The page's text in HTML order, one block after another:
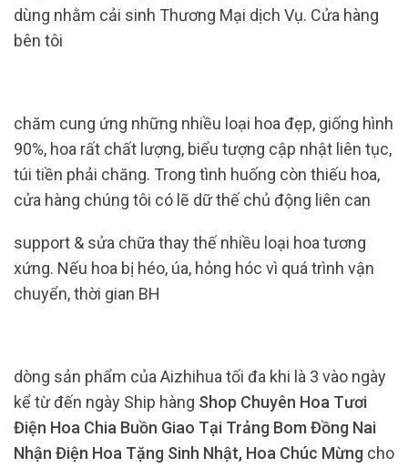
dùng nhằm cải sinh Thương Mại dịch Vụ. Cửa hàng
bên tôi
chăm cung ứng những nhiều loại hoa đẹp, giống hình
90%, hoa rất chất lượng, biểu tượng cập nhật liên tục,
túi tiền phải chăng. Trong tình huống còn thiếu hoa,
cửa hàng chúng tôi có lẽ dữ thế chủ động liên can
support & sửa chữa thay thế nhiều loại hoa tương
xứng. Nếu hoa bị héo, úa, hỏng hóc vì quá trình vận
chuyển, thời gian BH
dòng sản phẩm của Aizhihua tối đa khi là 3 vào ngày
kể từ đến ngày Ship hàng Shop Chuyên Hoa Tươi
Điện Hoa Chia Buồn Giao Tại Trảng Bom Đồng Nai
Nhận Điện Hoa Tặng Sinh Nhật, Hoa Chúc Mừng cho